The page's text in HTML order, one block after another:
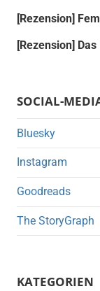
[Rezension]
[Rezension]
SOCIAL-
Bluesky
Instagram
Goodreads
The StoryGraph
KATEGORIEN